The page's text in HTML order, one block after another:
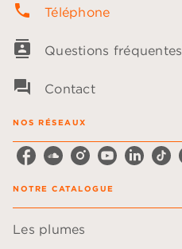
phone Téléphone
contacts Questions fréquentes
question_answer Contact
NOS RÉSEAUX
NOTRE CATALOGUE
Les plumes